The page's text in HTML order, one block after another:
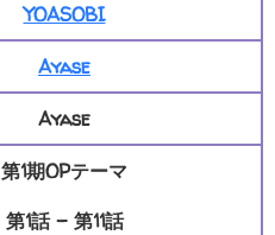
YOASOBI
Ayase
Ayase
第1期OPテーマ
第1話 - 第11話